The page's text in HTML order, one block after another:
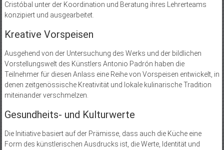
Cristóbal unter der Koordination und Beratung ihres Lehrerteams
konzipiert und ausgearbeitet.
Kreative Vorspeisen
Ausgehend von der Untersuchung des Werks und der bildlichen
Vorstellungswelt des Künstlers Antonio Padrón haben die
Teilnehmer für diesen Anlass eine Reihe von Vorspeisen entwickelt, in
denen zeitgenössische Kreativität und lokale kulinarische Tradition
miteinander verschmelzen.
Gesundheits- und Kulturwerte
Die Initiative basiert auf der Prämisse, dass auch die Küche eine
Form des künstlerischen Ausdrucks ist, die Werte, Identität und